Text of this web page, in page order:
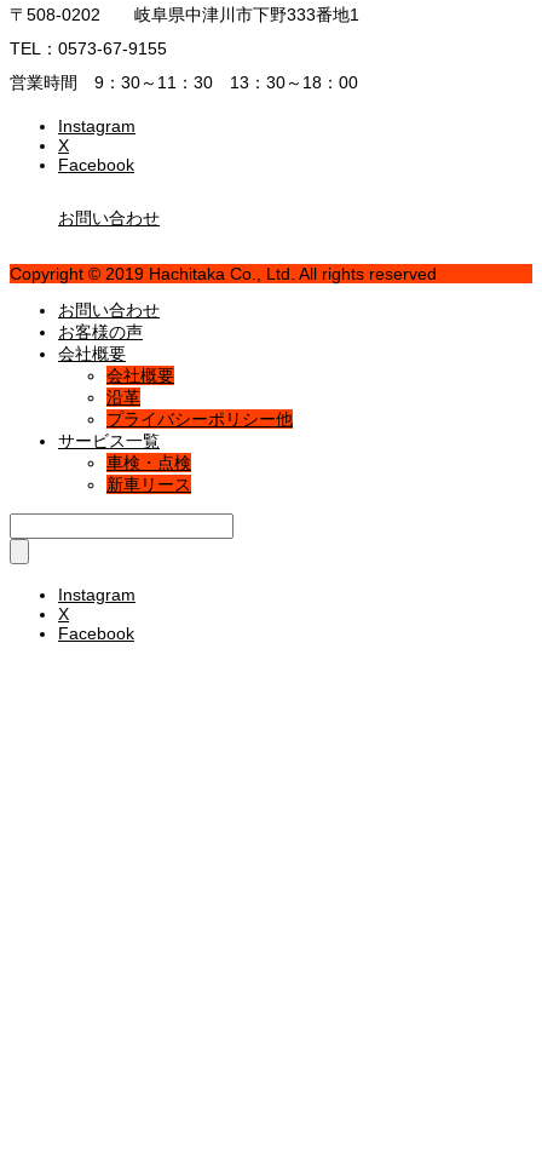
〒508-0202 岐阜県中津川市下野333番地1
TEL：0573-67-9155
営業時間 9：30～11：30 13：30～18：00
Instagram
X
Facebook
お問い合わせ
Copyright © 2019 Hachitaka Co., Ltd. All rights reserved
お問い合わせ
お客様の声
会社概要
会社概要
沿革
プライバシーポリシー他
サービス一覧
車検・点検
新車リース
Instagram
X
Facebook